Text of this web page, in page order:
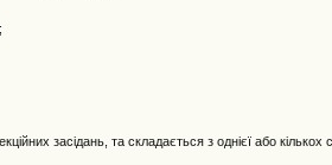
;
засідань, та складається з однієї або кількох